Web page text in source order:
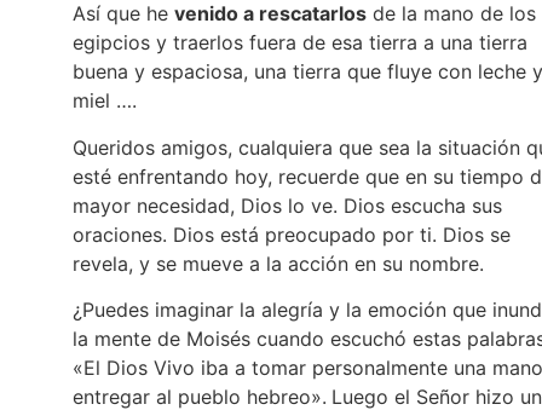
Así que he venido a rescatarlos de la mano de los
egipcios y traerlos fuera de esa tierra a una tierra
buena y espaciosa, una tierra que fluye con leche y
miel ….
Queridos amigos, cualquiera que sea la situación
esté enfrentando hoy, recuerde que en su tiempo
mayor necesidad, Dios lo ve. Dios escucha sus
oraciones. Dios está preocupado por ti. Dios se
revela, y se mueve a la acción en su nombre.
¿Puedes imaginar la alegría y la emoción que
la mente de Moisés cuando escuchó estas
«El Dios Vivo iba a tomar personalmente una
entregar al pueblo hebreo». Luego el Señor hizo